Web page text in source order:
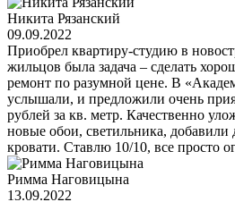
Никита Рязанский
09.09.2022
Приобрел квартиру-студию в
жильцов была задача – сделать
ремонт по разумной цене. В
услышали, и предложили очень
рублей за кв. метр. Качественно
новые обои, светильника, добавили
кровати. Ставлю 10/10, все просто
Римма Наговицына
13.09.2022